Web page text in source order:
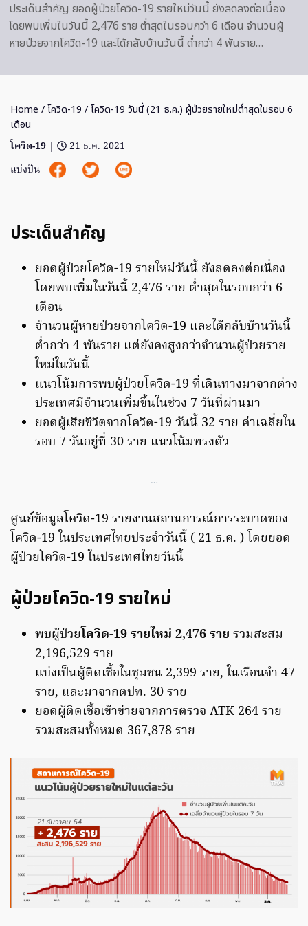
ประเด็นสำคัญ ยอดผู้ป่วยโควิด-19 รายใหม่วันนี้ ยังลดลงต่อเนื่อง
โดยพบเพิ่มในวันนี้ 2,476 ราย ต่ำสุดในรอบกว่า 6 เดือน จำนวนผู้
หายป่วยจากโควิด-19 และได้กลับบ้านวันนี้ ต่ำกว่า 4 พันราย…
Home /โควิด-19 / โควิด-19 วันนี้ (21 ธ.ค.) ผู้ป่วยรายใหม่ต่ำสุดในรอบ 6
เดือน
โควิด-19 |
21 ธ.ค. 2021
แบ่งปัน
ประเด็นสำคัญ
ยอดผู้ป่วยโควิด-19 รายใหม่วันนี้ ยังลดลงต่อเนื่อง
โดยพบเพิ่มในวันนี้ 2,476 ราย ต่ำสุดในรอบกว่า 6
เดือน
จำนวนผู้หายป่วยจากโควิด-19 และได้กลับบ้านวันนี้
ต่ำกว่า 4 พันราย แต่ยังคงสูงกว่าจำนวนผู้ป่วยราย
ใหม่ในวันนี้
แนวโน้มการพบผู้ป่วยโควิด-19 ที่เดินทางมาจากต่าง
ประเทศมีจำนวนเพิ่มขึ้นในช่วง 7 วันที่ผ่านมา
ยอดผู้เสียชีวิตจากโควิด-19 วันนี้ 32 ราย ค่าเฉลี่ยใน
รอบ 7 วันอยู่ที่ 30 ราย แนวโน้มทรงตัว
…
ศูนย์ข้อมูลโควิด-19 รายงานสถานการณ์การระบาดของ
โควิด-19 ในประเทศไทยประจำวันนี้ ( 21 ธ.ค. ) โดยยอด
ผู้ป่วยโควิด-19 ในประเทศไทยวันนี้
ผู้ป่วยโควิด-19 รายใหม่
พบผู้ป่วยโควิด-19 รายใหม่ 2,476 ราย รวมสะสม
2,196,529 ราย
แบ่งเป็นผู้ติดเชื้อในชุมชน 2,399 ราย, ในเรือนจำ 47
ราย, และมาจากตปท. 30 ราย
ยอดผู้ติดเชื้อเข้าข่ายจากการตรวจ ATK 264 ราย
รวมสะสมทั้งหมด 367,878 ราย